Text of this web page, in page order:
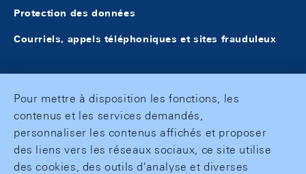
Protection des données
Courriels, appels téléphoniques et sites frauduleux
Pour mettre à disposition les fonctions, les
contenus et les services demandés,
personnaliser les contenus affichés et proposer
des liens vers les réseaux sociaux, ce site utilise
des cookies, des outils d'analyse et diverses